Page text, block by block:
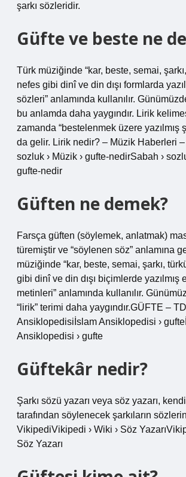
şarkı sözleridir.
Güfte ve beste ne
Türk müziğinde “kar, beste, semai,
nefes gibi dinî ve din dışı formlarda
sözleri” anlamında kullanılır.
bu anlamda daha yaygındır. Lirik
zamanda “bestelenmek üzere yazılmış
da gelir. Lirik nedir? – Müzik Haberleri
sozluk › Müzik › gufte-nedirSabah ›
gufte-nedir
Güften ne demek?
Farsça güften (söylemek, anlatmak)
türemiştir ve “söylenen söz” anlamına
müziğinde “kar, beste, semai, şarkı,
gibi dinî ve din dışı biçimlerde yazılmış
metinleri” anlamında kullanılır.
“lirik” terimi daha yaygındır.GÜFTE –
Ansiklopedisiİslam Ansiklopedisi ›
Ansiklopedisi › gufte
Güftekâr nedir?
Şarkı sözü yazarı veya söz yazarı,
tarafından söylenecek şarkıların
VikipediVikipedi › Wiki › Söz
Söz Yazarı